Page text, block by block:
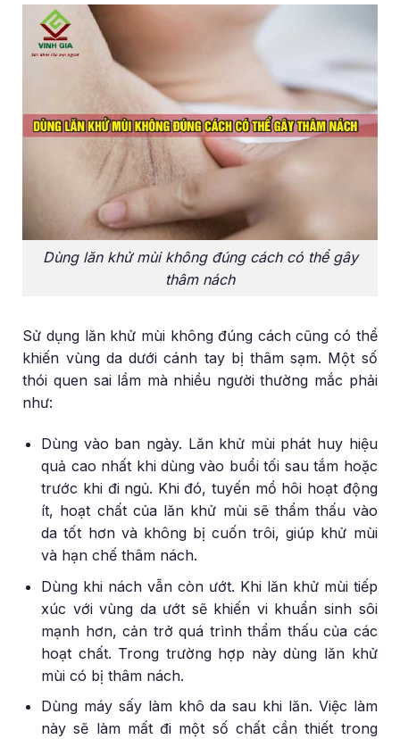
Dùng lăn khử mùi không đúng cách có thể gây
thâm nách
Sử dụng lăn khử mùi không đúng cách cũng có thể
khiến vùng da dưới cánh tay bị thâm sạm. Một số
thói quen sai lầm mà nhiều người thường mắc phải
như:
Dùng vào ban ngày. Lăn khử mùi phát huy hiệu
quả cao nhất khi dùng vào buổi tối sau tắm hoặc
trước khi đi ngủ. Khi đó, tuyến mồ hôi hoạt động
ít, hoạt chất của lăn khử mùi sẽ thẩm thấu vào
da tốt hơn và không bị cuốn trôi, giúp khử mùi
và hạn chế thâm nách.
Dùng khi nách vẫn còn ướt. Khi lăn khử mùi tiếp
xúc với vùng da ướt sẽ khiến vi khuẩn sinh sôi
mạnh hơn, cản trở quá trình thẩm thấu của các
hoạt chất. Trong trường hợp này dùng lăn khử
mùi có bị thâm nách.
Dùng máy sấy làm khô da sau khi lăn. Việc làm
này sẽ làm mất đi một số chất cần thiết trong